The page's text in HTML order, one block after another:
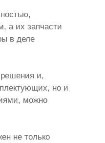
а их запчасти
в деле
и,
но и
можно
не только